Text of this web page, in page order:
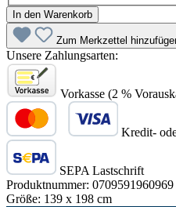
In den Warenkorb
Zum Merkzettel
Unsere Zahlungsarten:
Vorkasse (2 %
Kredit-
SEPA Lastschrift
Produktnummer: 0709591960969
Größe: 139 x 198 cm